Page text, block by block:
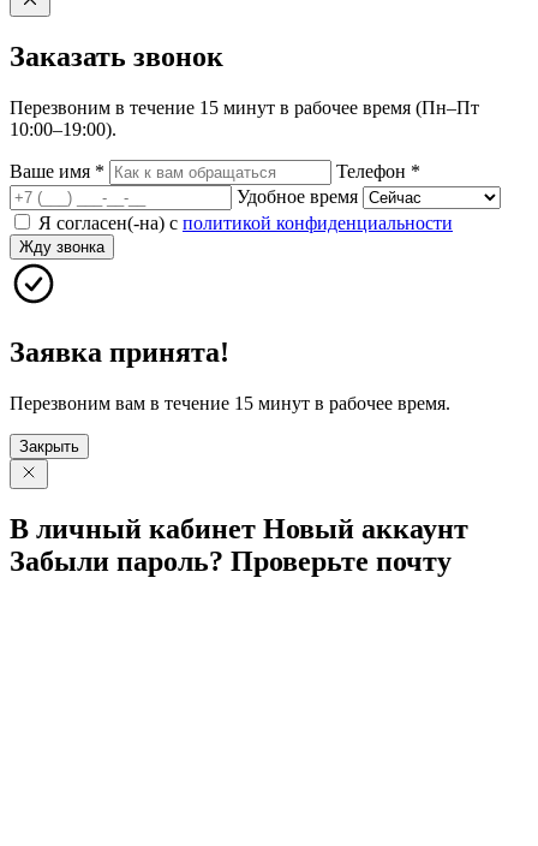
Заказать звонок
Перезвоним в течение 15 минут в рабочее время (Пн–Пт
10:00–19:00).
Ваше имя * Телефон *
Удобное время
Я согласен(-на) с политикой конфиденциальности
Жду звонка
Заявка принята!
Перезвоним вам в течение 15 минут в рабочее время.
Закрыть
В личный кабинет Новый аккаунт
Забыли пароль? Проверьте почту